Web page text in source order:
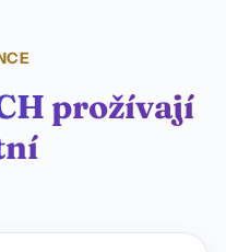
prožívají